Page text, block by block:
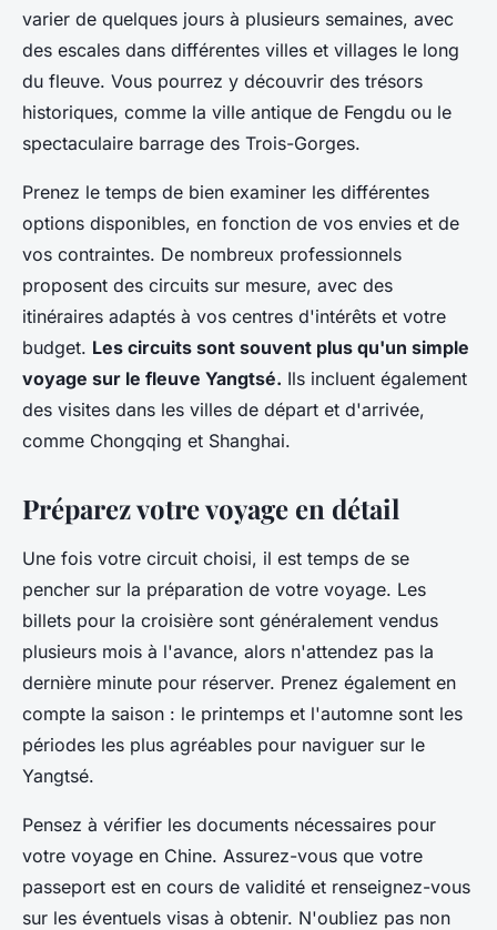
varier de quelques jours à plusieurs semaines, avec
des escales dans différentes villes et villages le long
du fleuve. Vous pourrez y découvrir des trésors
historiques, comme la ville antique de Fengdu ou le
spectaculaire barrage des Trois-Gorges.
Prenez le temps de bien examiner les différentes
options disponibles, en fonction de vos envies et de
vos contraintes. De nombreux professionnels
proposent des circuits sur mesure, avec des
itinéraires adaptés à vos centres d'intérêts et votre
budget. Les circuits sont souvent plus qu'un simple
voyage sur le fleuve Yangtsé. Ils incluent également
des visites dans les villes de départ et d'arrivée,
comme Chongqing et Shanghai.
Préparez votre voyage en détail
Une fois votre circuit choisi, il est temps de se
pencher sur la préparation de votre voyage. Les
billets pour la croisière sont généralement vendus
plusieurs mois à l'avance, alors n'attendez pas la
dernière minute pour réserver. Prenez également en
compte la saison : le printemps et l'automne sont les
périodes les plus agréables pour naviguer sur le
Yangtsé.
Pensez à vérifier les documents nécessaires pour
votre voyage en Chine. Assurez-vous que votre
passeport est en cours de validité et renseignez-vous
sur les éventuels visas à obtenir. N'oubliez pas non